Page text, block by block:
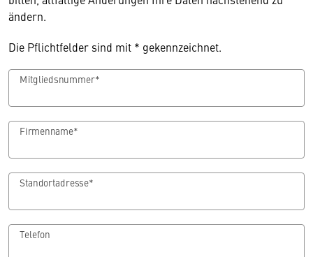
ändern.
Die Pflichtfelder sind mit * gekennzeichnet.
Mitgliedsnummer*
Firmenname*
Standortadresse*
Telefon